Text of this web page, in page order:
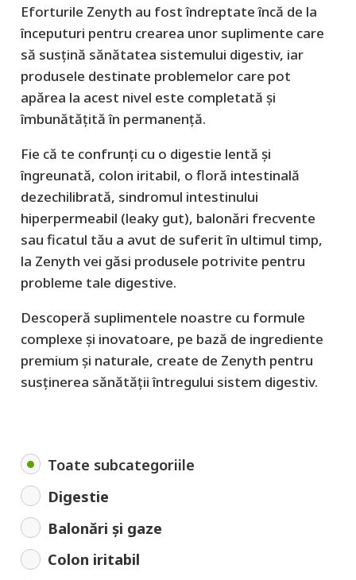
Eforturile Zenyth au fost îndreptate încă de la
începuturi pentru crearea unor suplimente care
să susțină sănătatea sistemului digestiv, iar
produsele destinate problemelor care pot
apărea la acest nivel este completată și
îmbunătățită în permanență.
Fie că te confrunți cu o digestie lentă și
îngreunată, colon iritabil, o floră intestinală
dezechilibrată, sindromul intestinului
hiperpermeabil (leaky gut), balonări frecvente
sau ficatul tău a avut de suferit în ultimul timp,
la Zenyth vei găsi produsele potrivite pentru
probleme tale digestive.
Descoperă suplimentele noastre cu formule
complexe și inovatoare, pe bază de ingrediente
premium și naturale, create de Zenyth pentru
susținerea sănătății întregului sistem digestiv.
Toate subcategoriile
Digestie
Balonări și gaze
Colon iritabil